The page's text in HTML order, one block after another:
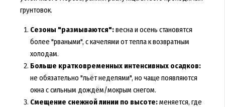
грунтовок.
Сезоны "размываются":весна и осень становятся
более "рваными", с качелями от тепла к возвратным
холодам.
Больше кратковременных интенсивных осадков:
не обязательно "льёт неделями", но чаще появляются
окна с сильным дождём/мокрым снегом.
Смещение снежной линии по высоте:меняется, где